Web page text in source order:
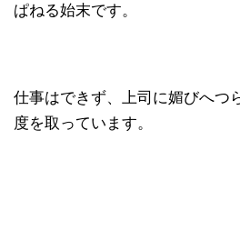
ぱねる始末です。
仕事はできず、上司に媚びへつ
度を取っています。